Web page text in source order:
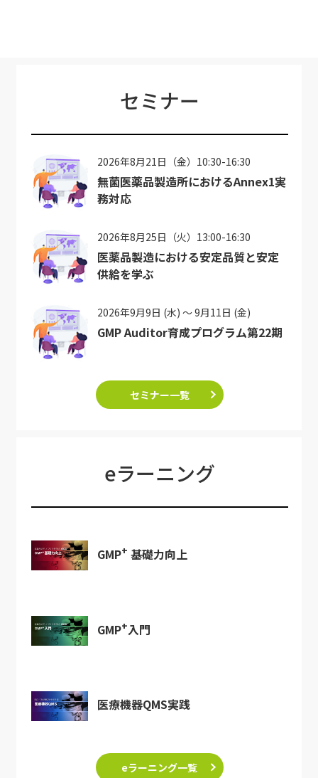
セミナー
2026年8月21日（金）10:30-16:30
無菌医薬品製造所におけるAnnex1実
務対応
2026年8月25日（火）13:00-16:30
医薬品製造における安定品質と安定
供給を学ぶ
2026年9月9日 (水) ～ 9月11日 (金)
GMP Auditor育成プログラム第22期
セミナー一覧
eラーニング
GMP+ 基礎力向上
GMP+入門
医療機器QMS実践
eラーニング一覧